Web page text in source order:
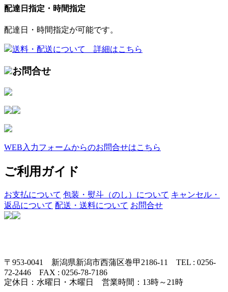
配達日指定・時間指定
配達日・時間指定が可能です。
送料・配送について 詳細はこちら
お問合せ
WEB入力フォームからのお問合せはこちら
ご利用ガイド
お支払について 包装・熨斗（のし）について キャンセル・
返品について 配送・送料について お問合せ
〒953-0041 新潟県新潟市西蒲区巻甲2186-11 TEL : 0256-
72-2446 FAX : 0256-78-7186
定休日：水曜日・木曜日 営業時間：13時～21時